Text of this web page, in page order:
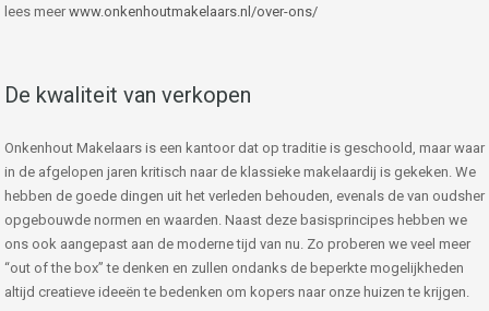
lees meer www.onkenhoutmakelaars.nl/over-ons/
De kwaliteit van verkopen
Onkenhout Makelaars is een kantoor dat op traditie is geschoold, maar waar
in de afgelopen jaren kritisch naar de klassieke makelaardij is gekeken. We
hebben de goede dingen uit het verleden behouden, evenals de van oudsher
opgebouwde normen en waarden. Naast deze basisprincipes hebben we
ons ook aangepast aan de moderne tijd van nu. Zo proberen we veel meer
“out of the box” te denken en zullen ondanks de beperkte mogelijkheden
altijd creatieve ideeën te bedenken om kopers naar onze huizen te krijgen.